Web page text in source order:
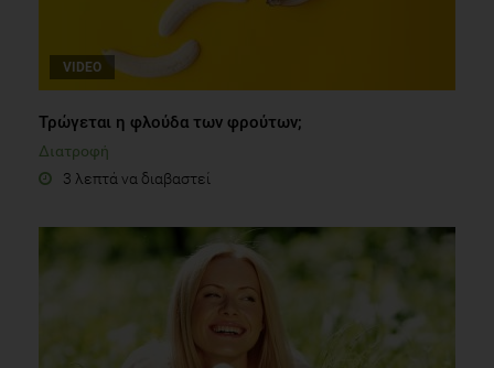
VIDEO
Τρώγεται η φλούδα των φρούτων;
Διατροφή
3 λεπτά να διαβαστεί